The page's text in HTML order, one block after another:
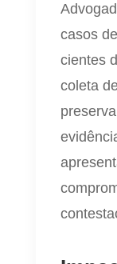
casos
cientes
coleta